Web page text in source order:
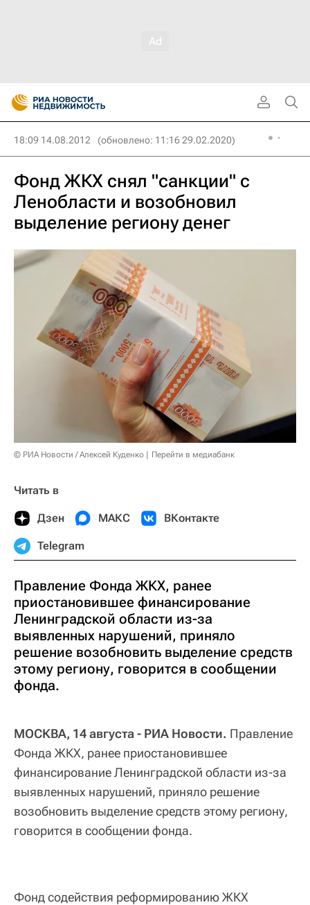
18:09 14.08.2012 (обновлено: 11:16 29.02.2020)
Фонд ЖКХ снял "санкции" с
Ленобласти и возобновил
выделение региону денег
© РИА Новости / Алексей Куденко Перейти в медиабанк
Читать в
Дзен МАКС ВКонтакте
Telegram
Правление Фонда ЖКХ, ранее
приостановившее финансирование
Ленинградской области из-за
выявленных нарушений, приняло
решение возобновить выделение средств
этому региону, говорится в сообщении
фонда.
МОСКВА, 14 августа - РИА Новости. Правление
Фонда ЖКХ, ранее приостановившее
финансирование Ленинградской области из-за
выявленных нарушений, приняло решение
возобновить выделение средств этому региону,
говорится в сообщении фонда.
Фонд содействия реформированию ЖКХ